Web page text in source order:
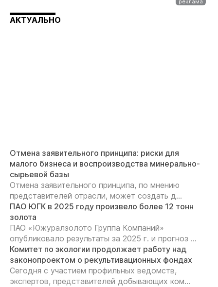
АКТУАЛЬНО
Отмена заявительного принципа: риски для
малого бизнеса и воспроизводства минерально-
сырьевой базы
Отмена заявительного принципа, по мнению
представителей отрасли, может создать д...
ПАО ЮГК в 2025 году произвело более 12 тонн
золота
ПАО «Южуралзолото Группа Компаний»
опубликовало результаты за 2025 г. и прогноз ...
Комитет по экологии продолжает работу над
законопроектом о рекультивационных фондах
Сегодня с участием профильных ведомств,
экспертов, представителей добывающих ком...